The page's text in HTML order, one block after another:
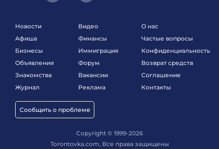
Новости
Афиша
Бизнесы
Объявления
Знакомства
Журнал
Сообщить о проблеме
Видео
Финансы
Иммиграция
Форум
Вакансии
Реклама
О нас
Частые вопросы
Конфиденциальность
Возврат средств
Соглашение
Контакты
Copyright © 1999-2026
Torontovka.com, Все права защищены